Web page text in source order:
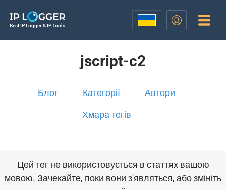
Best IP Logger & IP Tools
jscript-c2
Блог Категорії Автори
Хмара тегів